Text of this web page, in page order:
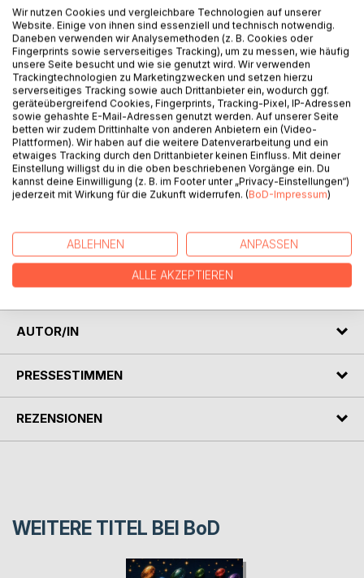
BESCHREIBUNG
Sargundel, vom Volke der Wawütze, zweifelt an sich
selbst, bis er erkennt, dass auch er etwas Besonderes
kann.
Anders-Sein verstehen und akzeptieren, denn nicht jeder
Leistungsgesellschaft vergleichen sich Kinder sehr häufig
mit anderen. Dieses Buch soll einen Beitrag dazu leisten,
ein gesundes Maß des Vergleichens zu finden, um daran
zu wachsen.
AUTOR/IN
PRESSESTIMMEN
REZENSIONEN
WEITERE TITEL BEI BoD
Wir nutzen Cookies und vergleichbare Technologien auf unserer
Website. Einige von ihnen sind essenziell und technisch notwendig.
Daneben verwenden wir Analysemethoden (z. B. Cookies oder
Fingerprints sowie serverseitiges Tracking), um zu messen, wie häufig
unsere Seite besucht und wie sie genutzt wird. Wir verwenden
Trackingtechnologien zu Marketingzwecken und setzen hierzu
serverseitiges Tracking sowie auch Drittanbieter ein, wodurch ggf.
geräteübergreifend Cookies, Fingerprints, Tracking-Pixel, IP-Adressen
sowie gehashte E-Mail-Adressen genutzt werden. Auf unserer Seite
betten wir zudem Drittinhalte von anderen Anbietern ein (Video-
Plattformen). Wir haben auf die weitere Datenverarbeitung und ein
etwaiges Tracking durch den Drittanbieter keinen Einfluss. Mit deiner
Einstellung willigst du in die oben beschriebenen Vorgänge ein. Du
kannst deine Einwilligung (z. B. im Footer unter „Privacy-Einstellungen“)
jederzeit mit Wirkung für die Zukunft widerrufen. (BoD-Impressum)
ABLEHNEN ANPASSEN
ALLE AKZEPTIEREN